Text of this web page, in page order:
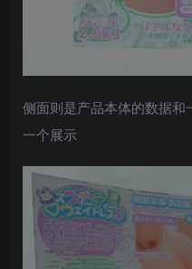
侧面则是产品本体的数据
一个展示